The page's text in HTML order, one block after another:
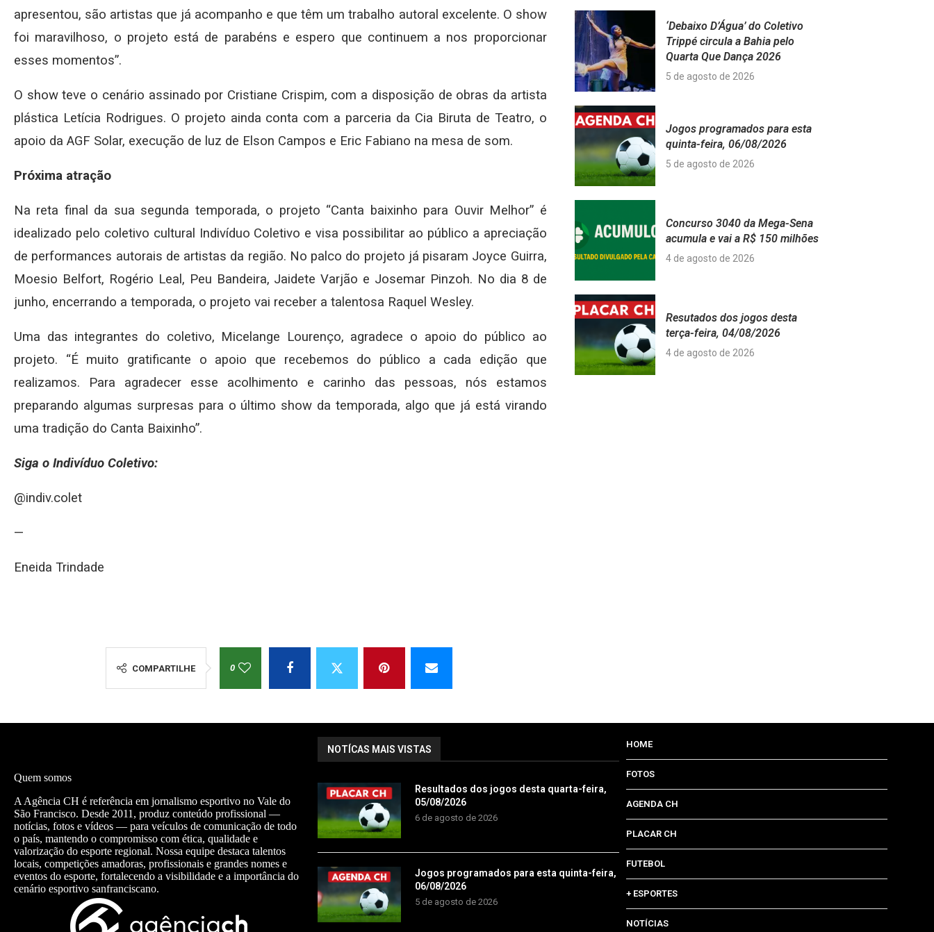
apresentou, são artistas que já acompanho e que têm um trabalho autoral excelente. O show
foi maravilhoso, o projeto está de parabéns e espero que continuem a nos proporcionar
esses momentos”.
O show teve o cenário assinado por Cristiane Crispim, com a disposição de obras da artista
plástica Letícia Rodrigues. O projeto ainda conta com a parceria da Cia Biruta de Teatro, o
apoio da AGF Solar, execução de luz de Elson Campos e Eric Fabiano na mesa de som.
Próxima atração
Na reta final da sua segunda temporada, o projeto “Canta baixinho para Ouvir Melhor” é
idealizado pelo coletivo cultural Indivíduo Coletivo e visa possibilitar ao público a apreciação
de performances autorais de artistas da região. No palco do projeto já pisaram Joyce Guirra,
Moesio Belfort, Rogério Leal, Peu Bandeira, Jaidete Varjão e Josemar Pinzoh. No dia 8 de
junho, encerrando a temporada, o projeto vai receber a talentosa Raquel Wesley.
Uma das integrantes do coletivo, Micelange Lourenço, agradece o apoio do público ao
projeto. “É muito gratificante o apoio que recebemos do público a cada edição que
realizamos. Para agradecer esse acolhimento e carinho das pessoas, nós estamos
preparando algumas surpresas para o último show da temporada, algo que já está virando
uma tradição do Canta Baixinho”.
Siga o Indivíduo Coletivo:
@indiv.colet
—
Eneida Trindade
COMPARTILHE 0
‘Debaixo D’Água’ do Coletivo
Trippé circula a Bahia pelo
Quarta Que Dança 2026
5 de agosto de 2026
Jogos programados para esta
quinta-feira, 06/08/2026
5 de agosto de 2026
Concurso 3040 da Mega-Sena
acumula e vai a R$ 150 milhões
4 de agosto de 2026
Resutados dos jogos desta
terça-feira, 04/08/2026
4 de agosto de 2026
Quem somos
A Agência CH é referência em jornalismo esportivo no Vale do
São Francisco. Desde 2011, produz conteúdo profissional —
notícias, fotos e vídeos — para veículos de comunicação de todo
o país, mantendo o compromisso com ética, qualidade e
valorização do esporte regional. Nossa equipe destaca talentos
locais, competições amadoras, profissionais e grandes nomes e
eventos do esporte, fortalecendo a visibilidade e a importância do
cenário esportivo sanfranciscano.
NOTÍCAS MAIS VISTAS
Resultados dos jogos desta quarta-feira,
05/08/2026
6 de agosto de 2026
Jogos programados para esta quinta-feira,
06/08/2026
5 de agosto de 2026
HOME
FOTOS
AGENDA CH
PLACAR CH
FUTEBOL
+ ESPORTES
NOTÍCIAS